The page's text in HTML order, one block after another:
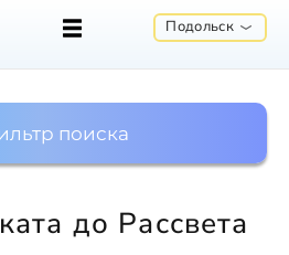
Подольск
поиска
до Рассвета